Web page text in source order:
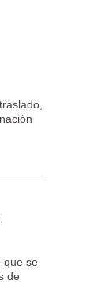
que se
de